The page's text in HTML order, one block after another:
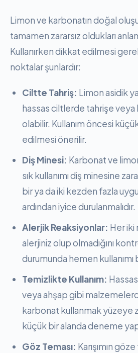
Limon ve karbonatın doğal
tamamen zararsız oldukları
Kullanırken dikkat edilmesi
noktalar şunlardır:
Ciltte Tahriş: Limon asidik
hassas ciltlerde tahrişe veya
olabilir. Kullanım öncesi
edilmesi önerilir.
Diş Minesi: Karbonat ve limon
sık kullanımı diş minesine
bir ya da iki kezden fazla
ardından iyice durulanmalıdır.
Alerjik Reaksiyonlar: Her iki
alerjiniz olup olmadığını
durumunda hemen kullanımı
Temizlikte Kullanım:
veya ahşap gibi
karbonat kullanmak yüzeye
küçük bir alanda deneme
Göz Teması: Karışımın